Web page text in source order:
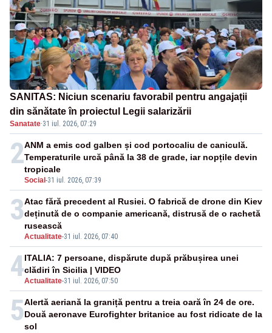
SANITAS: Niciun scenariu favorabil pentru angajații
din sănătate în proiectul Legii salarizării
Sanatate·31 iul. 2026, 07:29
2
Social -31 iul. 2026, 07:39
ANM a emis cod galben și cod portocaliu de caniculă.
Temperaturile urcă până la 38 de grade, iar nopțile devin
tropicale
3
Actualitate-31 iul. 2026, 07:40
Atac fără precedent al Rusiei. O fabrică de drone din Kiev
deținută de o companie americană, distrusă de o rachetă
rusească
4Actualitate-31 iul. 2026, 07:50
ITALIA: 7 persoane, dispărute după prăbușirea unei
clădiri în Sicilia | VIDEO
5Alertă aeriană la graniță pentru a treia oară în 24 de ore.
Două aeronave Eurofighter britanice au fost ridicate de la
sol